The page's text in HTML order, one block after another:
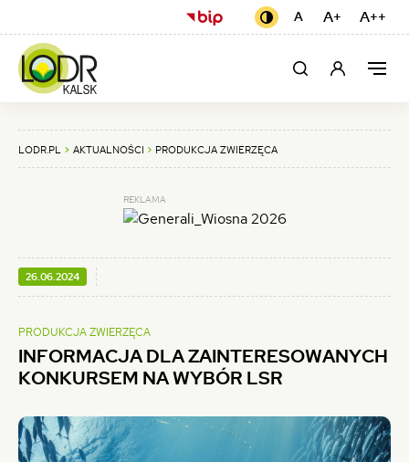
DLA
ZAINTERESOWANYCH
KONKURSEM
NA
WYBÓR
LUBUSKI
DORADZTWA
ROLNICZEGO
W
KALSKU
(otwiera
się
USTAWIENIA
Kontrast
czarno-
żółty
A Czcionka
domyślna
A+ Czcionka
większa
A++
Menu
SzukajMoje
LODR.PL AKTUALNOŚCI PRODUKCJA ZWIERZĘCA
REKLAMA
OPUBLIKOWANO:
26.06.2024
PRODUKCJA ZWIERZĘCA
INFORMACJA DLA ZAINTERESOWANYCH
KONKURSEM NA WYBÓR LSR